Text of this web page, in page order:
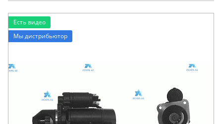
Есть видео
Мы дистрибьютор